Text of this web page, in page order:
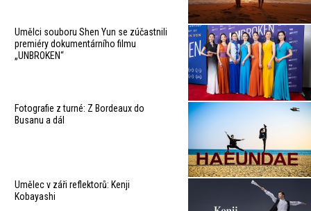
Umělci souboru Shen Yun se zúčastnili
premiéry dokumentárního filmu
„UNBROKEN“
Fotografie z turné: Z Bordeaux do
Busanu a dál
Umělec v záři reflektorů: Kenji
Kobayashi